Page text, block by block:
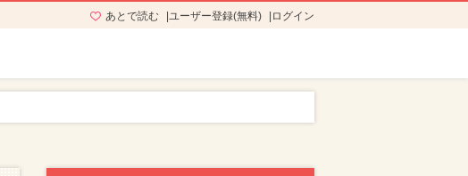
あとで読む ユーザー登録(無料) ログイン